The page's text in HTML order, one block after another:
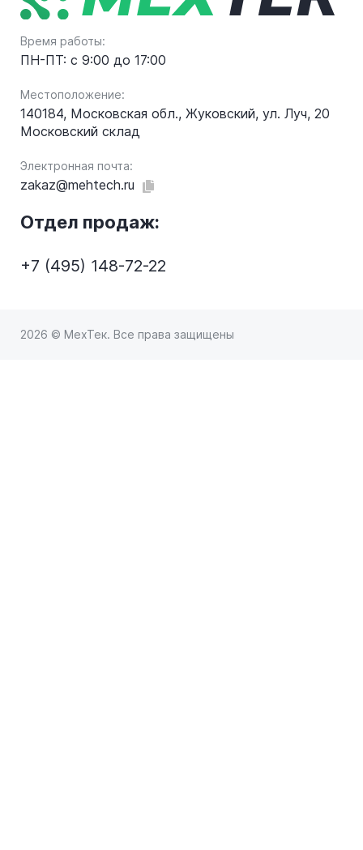
Время работы:
ПН-ПТ: с 9:00 до 17:00
Местоположение:
140184, Московская обл., Жуковский, ул. Луч, 20
Московский склад
Электронная почта:
zakaz@mehtech.ru
Отдел продаж:
+7 (495) 148-72-22
2026 © МехТек. Все права защищены